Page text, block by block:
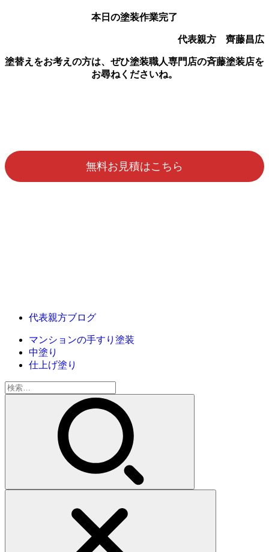
本日の塗装作業完了
代表親方 齊藤昌広
塗替えをお考えの方は、ぜひ塗装職人専門店の斉藤塗装店を
お尋ねくださいね。
無料お見積はこちら
代表親方ブログ
マンションの手すり塗装
中塗り
仕上げ塗り
検
索: